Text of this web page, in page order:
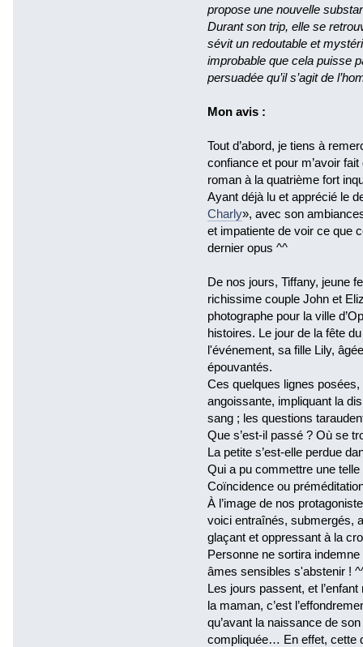
propose une nouvelle
Durant son trip, elle se
sévit un redoutable et
improbable que cela puisse
persuadée qu’il s’agit de
Mon avis :
Tout d’abord, je tiens à
confiance et pour m’avoir
roman à la quatrième fort
Ayant déjà lu et apprécié le
Charly», avec son
et impatiente de voir ce que
dernier opus ^^
De nos jours, Tiffany, jeune
richissime couple John et
photographe pour la ville
histoires. Le jour de la fête
l'événement, sa fille Lily,
épouvantés.
Ces quelques lignes
angoissante, impliquant la
sang ; les questions
Que s’est-il passé ? Où se
La petite s’est-elle perdue
Qui a pu commettre une
Coïncidence ou
À l’image de nos
voici entraînés, submergés,
glaçant et oppressant à la
Personne ne sortira
âmes sensibles s'abstenir !
Les jours passent, et
la maman, c’est
qu’avant la naissance de
compliquée… En effet, cette